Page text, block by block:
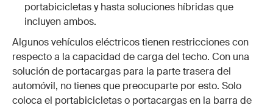
portabicicletas y hasta soluciones híbridas que
incluyen ambos.
Algunos vehículos eléctricos tienen restricciones con
respecto a la capacidad de carga del techo. Con una
solución de portacargas para la parte trasera del
automóvil, no tienes que preocuparte por esto. Solo
coloca el portabicicletas o portacargas en la barra de